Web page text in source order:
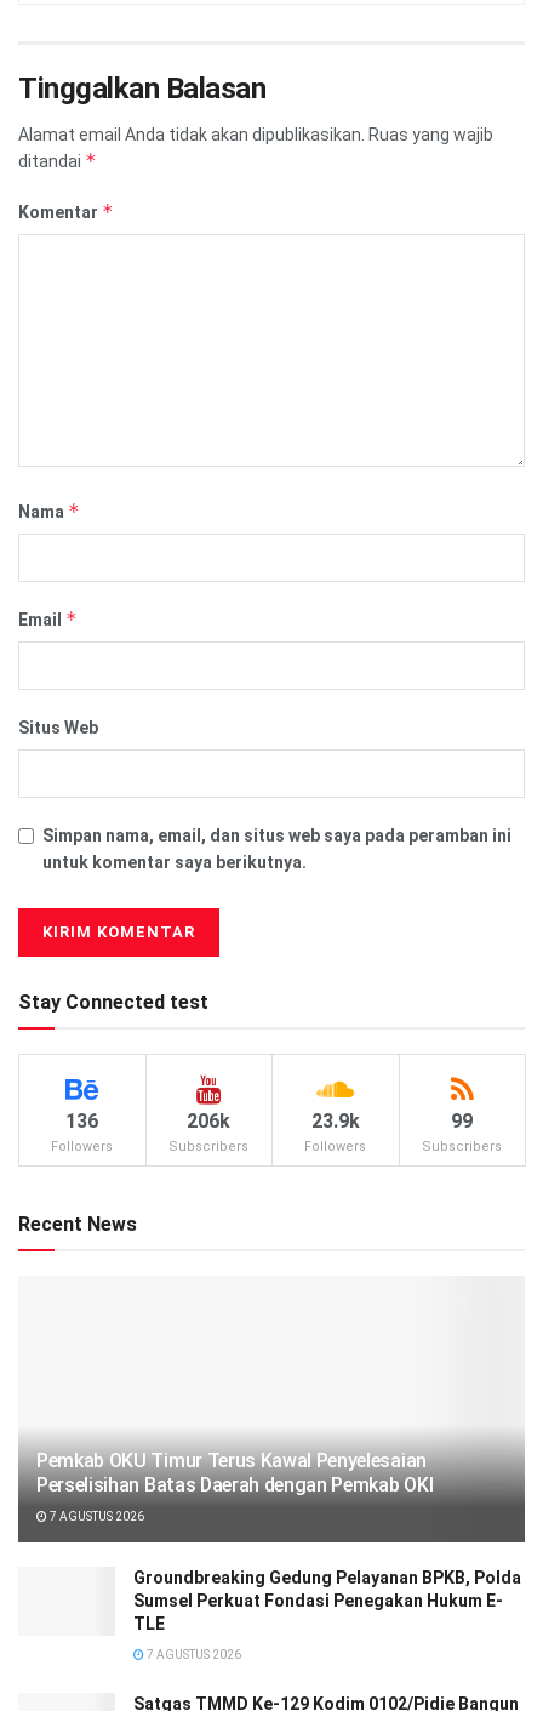
Tinggalkan Balasan
Alamat email Anda tidak akan dipublikasikan. Ruas yang wajib
ditandai *
Komentar *
Nama *
Email *
Situs Web
Simpan nama, email, dan situs web saya pada peramban ini
untuk komentar saya berikutnya.
Stay Connected test
136
Followers
206k
Subscribers
23.9k
Followers
99
Subscribers
Recent News
Pemkab OKU Timur Terus Kawal Penyelesaian
Perselisihan Batas Daerah dengan Pemkab OKI
7 AGUSTUS 2026
Groundbreaking Gedung Pelayanan BPKB, Polda
Sumsel Perkuat Fondasi Penegakan Hukum E-
TLE
7 AGUSTUS 2026
Satgas TMMD Ke-129 Kodim 0102/Pidie Bangun